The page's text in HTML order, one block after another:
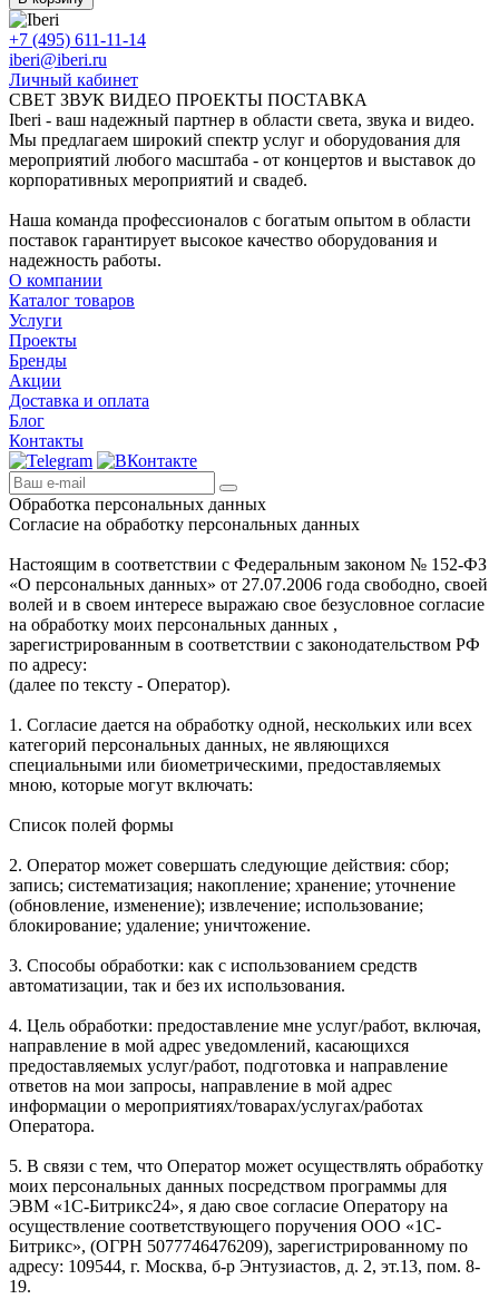
+7 (495) 611-11-14
iberi@iberi.ru
Личный кабинет
СВЕТ ЗВУК ВИДЕО ПРОЕКТЫ ПОСТАВКА
Iberi - ваш надежный партнер в области света, звука и видео.
Мы предлагаем широкий спектр услуг и оборудования для
мероприятий любого масштаба - от концертов и выставок до
корпоративных мероприятий и свадеб.
Наша команда профессионалов с богатым опытом в области
поставок гарантирует высокое качество оборудования и
надежность работы.
О компании
Каталог товаров
Услуги
Проекты
Бренды
Акции
Доставка и оплата
Блог
Контакты
Обработка персональных данных
Согласие на обработку персональных данных
Настоящим в соответствии с Федеральным законом № 152-ФЗ
«О персональных данных» от 27.07.2006 года свободно, своей
волей и в своем интересе выражаю свое безусловное согласие
на обработку моих персональных данных ,
зарегистрированным в соответствии с законодательством РФ
по адресу:
(далее по тексту - Оператор).
1. Согласие дается на обработку одной, нескольких или всех
категорий персональных данных, не являющихся
специальными или биометрическими, предоставляемых
мною, которые могут включать:
Список полей формы
2. Оператор может совершать следующие действия: сбор;
запись; систематизация; накопление; хранение; уточнение
(обновление, изменение); извлечение; использование;
блокирование; удаление; уничтожение.
3. Способы обработки: как с использованием средств
автоматизации, так и без их использования.
4. Цель обработки: предоставление мне услуг/работ, включая,
направление в мой адрес уведомлений, касающихся
предоставляемых услуг/работ, подготовка и направление
ответов на мои запросы, направление в мой адрес
информации о мероприятиях/товарах/услугах/работах
Оператора.
5. В связи с тем, что Оператор может осуществлять обработку
моих персональных данных посредством программы для
ЭВМ «1С-Битрикс24», я даю свое согласие Оператору на
осуществление соответствующего поручения ООО «1С-
Битрикс», (ОГРН 5077746476209), зарегистрированному по
адресу: 109544, г. Москва, б-р Энтузиастов, д. 2, эт.13, пом. 8-
19.